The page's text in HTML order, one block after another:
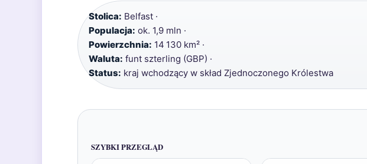
Stolica: Belfast ·
Populacja: ok. 1,9 mln ·
Powierzchnia: 14 130 km² ·
Waluta: funt szterling (GBP) ·
Status: kraj wchodzący w skład Zjednoczonego Królestwa
SZYBKI PRZEGLĄD